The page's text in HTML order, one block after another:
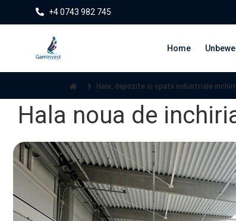
+4 0743 982 745
Home
Hale, depozite si spatii industriale
Hala noua de